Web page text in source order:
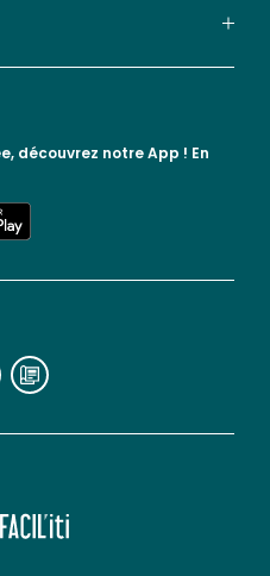
lien vers le blog la redoute
découvrez notre App ! En